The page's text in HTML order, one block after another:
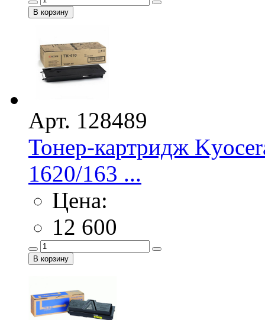
Арт. 128489
Тонер-картридж
1620/163 ...
Цена:
12 600